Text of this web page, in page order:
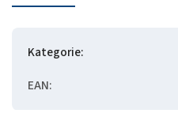
Kategorie:
EAN: